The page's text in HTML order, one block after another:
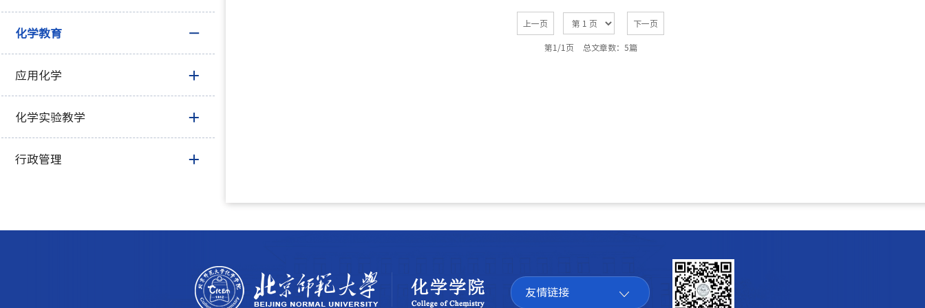
化学教育
应用化学
化学实验教学
行政管理
上一页 下一页
第1/1页 总文章数：5篇
友情链接